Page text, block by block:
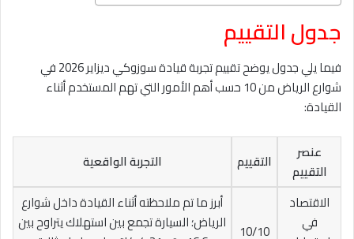
جدول التقييم
فيما يلي جدول يوضح تقييم تجربة قيادة سوزوكي ديزاير 2026 في
شوارع الرياض من 10 حسب أهم الأمور التي تهم المستخدم أثناء
القيادة:
عنصر
التقييم
التقييم
التجربة الواقعية
الاقتصاد
في
10/10
أبرز ما تم ملاحظته أثناء القيادة داخل شوارع
الرياض؛ السيارة تجمع بين استهلاك يتراوح بين